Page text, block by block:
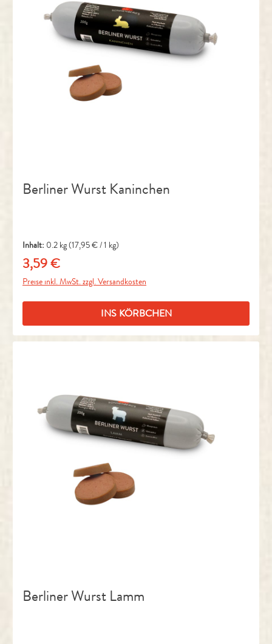
Berliner Wurst Kaninchen
Inhalt: 0.2 kg(17,95 € / 1 kg)
Regulärer Preis:
3,59 €
Preise inkl. MwSt. zzgl. Versandkosten
INS KÖRBCHEN
Berliner Wurst Lamm